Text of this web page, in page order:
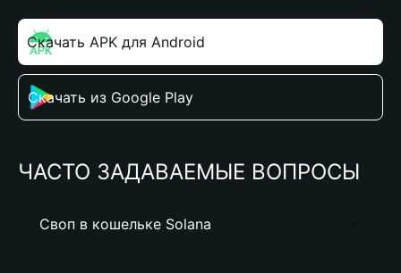
Скачать APK для Android
Скачать из Google Play
ЧАСТО ЗАДАВАЕМЫЕ ВОПРОСЫ
Своп в кошельке Solana